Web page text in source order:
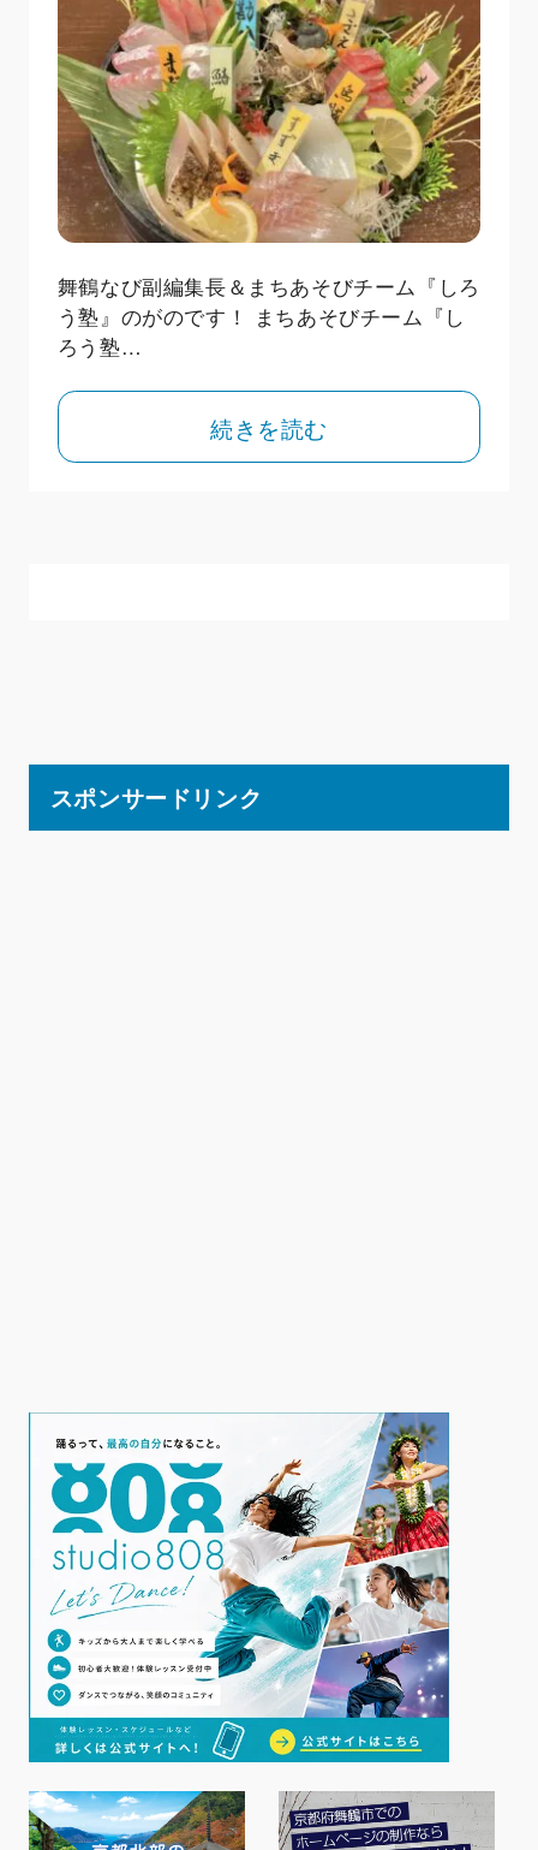
舞鶴なび副編集長＆まちあそびチーム『しろ
う塾』のがのです！ まちあそびチーム『し
ろう塾…
続きを読む
スポンサードリンク